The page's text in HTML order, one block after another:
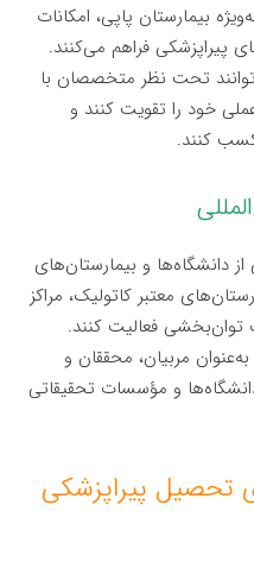
بیمارستان پاپی، امکانات
پیراپزشکی فراهم می‌کنند.
تحت نظر متخصصان با
خود را تقویت کنند و
کسب کنند.
دانشگاه‌ها و بیمارستان‌های
معتبر کاتولیک، مراکز
فعالیت کنند.
مربیان، محققان و
و مؤسسات تحقیقاتی
تحصیل پیراپزشکی